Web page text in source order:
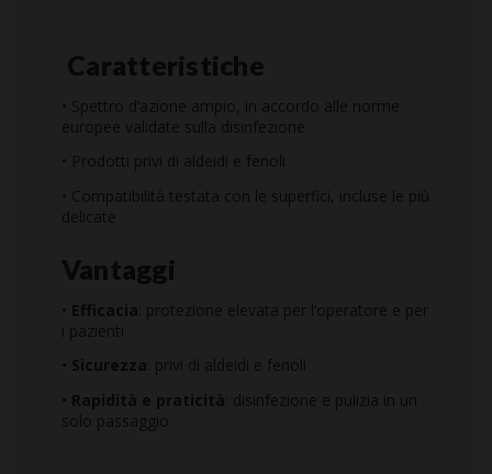
Caratteristiche
• Spettro d’azione ampio, in accordo alle norme
europee validate sulla disinfezione
• Prodotti privi di aldeidi e fenoli
• Compatibilità testata con le superfici, incluse le più
delicate
Vantaggi
• Efficacia : protezione elevata per l’operatore e per
i pazienti
• Sicurezza : privi di aldeidi e fenoli
• Rapidità e praticità : disinfezione e pulizia in un
solo passaggio